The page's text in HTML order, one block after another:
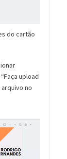
do cartão
upload
no